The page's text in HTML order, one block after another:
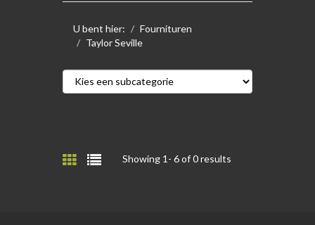
U bent hier:
Fournituren
Taylor Seville
Showing 1- 6of 0 results